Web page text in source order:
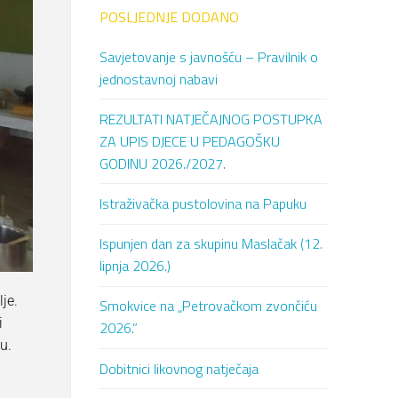
POSLJEDNJE DODANO
Savjetovanje s javnošću – Pravilnik o
jednostavnoj nabavi
REZULTATI NATJEČAJNOG POSTUPKA
ZA UPIS DJECE U PEDAGOŠKU
GODINU 2026./2027.
Istraživačka pustolovina na Papuku
Ispunjen dan za skupinu Maslačak (12.
lipnja 2026.)
Smokvice na „Petrovačkom zvončiću
2026.”
Dobitnici likovnog natječaja